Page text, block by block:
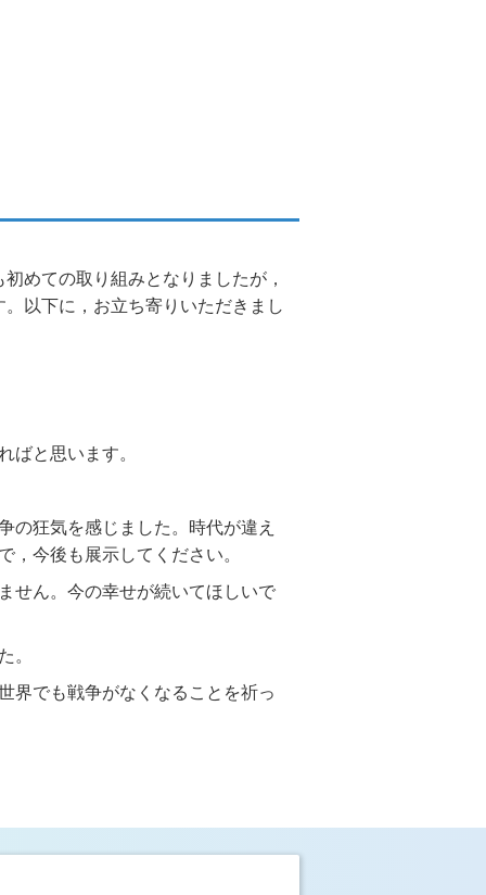
なりましたが，
以下に，お立ち寄りいただきまし
ばと思います。
の狂気を感じました。時代が違え
今後も展示してください。
せん。今の幸せが続いてほしいで
。
界でも戦争がなくなることを祈っ